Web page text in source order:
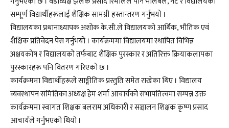
सम्पूर्ण विद्यार्थीहरूलाई शैक्षिक सामग्री हस्तान्तरण गर्नुभयो ।
विद्यालयका प्रधानाध्यापक अशोक के.सी.ले विद्यालयको आर्थिक, भौतिक एवं
शैक्षिक प्रतिवेदन पेस गर्नुभयो । कार्यक्रममा विद्यालयमा स्थापित विभिन्न
अक्षयकोष र विद्यालयको तर्फबाट शैक्षिक पुरस्कार र अतिरिक्त क्रियाकलापका
पुरस्कारहरू पनि वितरण गरिएको छ ।
कार्यक्रममा विद्यार्थीहरूले साङ्गीतिक प्रस्तुति समेत राखेका थिए । विद्यालय
व्यवस्थापन समितिका अध्यक्ष हेम शर्मा आचार्यको सभापतित्वमा सम्पन्न उक्त
कार्यक्रममा स्वागत शिक्षक बलराम अधिकारी र सञ्चालन शिक्षक कृष्ण प्रसाद
आचार्यले गर्नुभएको थियो ।